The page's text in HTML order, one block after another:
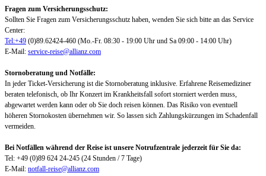
Fragen zum Versicherungsschutz:
Sollten Sie Fragen zum Versicherungsschutz haben, wenden Sie sich bitte an das Service
Center:
Tel:+49 (0)89.62424-460 (Mo.-Fr. 08:30 - 19:00 Uhr und Sa 09:00 - 14:00 Uhr)
E-Mail: service-reise@allianz.com
Stornoberatung und Notfälle:
In jeder Ticket-Versicherung ist die Stornoberatung inklusive. Erfahrene Reisemediziner
beraten telefonisch, ob Ihr Konzert im Krankheitsfall sofort storniert werden muss,
abgewartet werden kann oder ob Sie doch reisen können. Das Risiko von eventuell
höheren Stornokosten übernehmen wir. So lassen sich Zahlungskürzungen im Schadenfall
vermeiden.
Bei Notfällen während der Reise ist unsere Notrufzentrale jederzeit für Sie da:
Tel: +49 (0)89 624 24-245 (24 Stunden / 7 Tage)
E-Mail: notfall-reise@allianz.com